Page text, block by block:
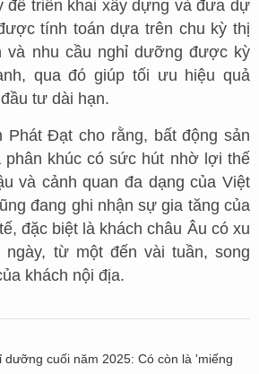
để triển khai xây dựng và đưa dự
tính toán dựa trên chu kỳ thị
và nhu cầu nghỉ dưỡng được kỳ
qua đó giúp tối ưu hiệu quả
tư dài hạn.
Phát Đạt cho rằng, bất động sản
phân khúc có sức hút nhờ lợi thế
và cảnh quan đa dạng của Việt
đang ghi nhận sự gia tăng của
đặc biệt là khách châu Âu có xu
từ một đến vài tuần, song
khách nội địa.
dưỡng cuối năm 2025: Có còn là 'miếng